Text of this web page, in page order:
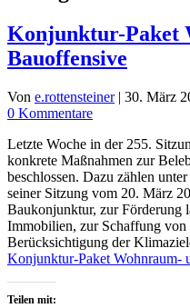
Konjunktur-Paket
Bauoffensive
Von e.rottensteiner | 30. März
0 Kommentare
Letzte Woche in der 255.
konkrete Maßnahmen zur
beschlossen. Dazu zählen
seiner Sitzung vom 20. März
Baukonjunktur, zur Förderung
Immobilien, zur Schaffung von
Berücksichtigung der
Konjunktur-Paket Wohnraum-
Teilen mit: